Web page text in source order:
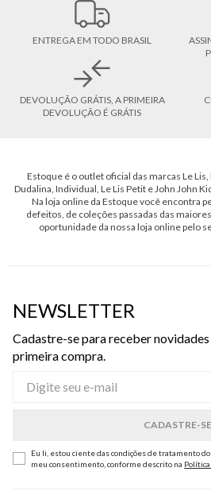
ENTREGA EM TODO BRASIL
DEVOLUÇÃO GRÁTIS, A PRIMEIRA
DEVOLUÇÃO É GRÁTIS
Estoque é o outlet oficial das marcas Le Lis,
Dudalina, Individual, Le Lis Petit e John John
Na loja online da Estoque você encontra
defeitos, de coleções passadas das
oportunidade da nossa loja online pelo
NEWSLETTER
Cadastre-se para receber novidades
primeira compra.
Eu li, estou ciente das condições de tratamento
meu consentimento, conforme descrito na